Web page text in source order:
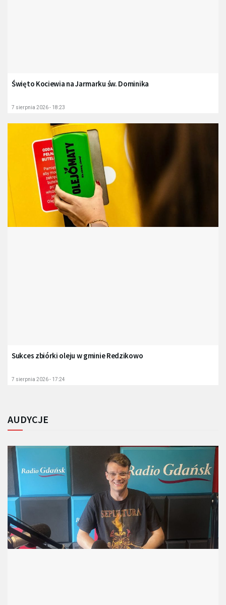
Święto Kociewia na Jarmarku św. Dominika
7 sierpnia 2026 - 18:23
Sukces zbiórki oleju w gminie Redzikowo
7 sierpnia 2026 - 17:24
AUDYCJE